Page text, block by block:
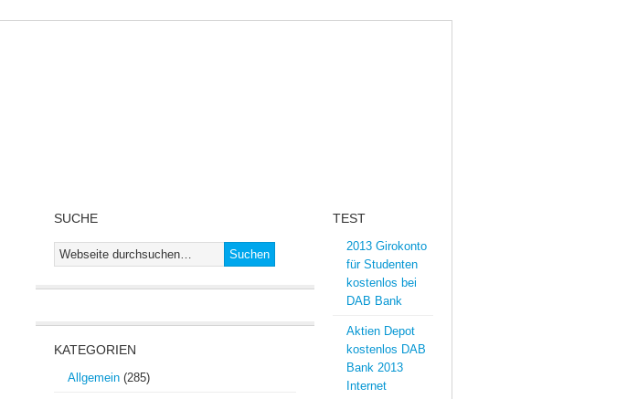
SUCHE
KATEGORIEN
Allgemein (285)
TEST
2013 Girokonto
für Studenten
kostenlos bei
DAB Bank
Aktien Depot
kostenlos DAB
Bank 2013
Internet